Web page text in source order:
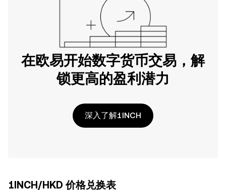
在欧易开始数字货币交易，解
锁更高的盈利潜力
深入了解1INCH
1INCH/HKD 价格兑换表